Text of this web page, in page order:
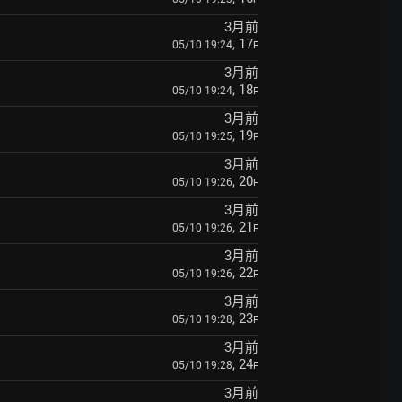
3月前
05/10 19:24, 17F
3月前
05/10 19:24, 18F
3月前
05/10 19:25, 19F
3月前
05/10 19:26, 20F
3月前
05/10 19:26, 21 F
3月前
05/10 19:26, 22F
3月前
05/10 19:28, 23F
3月前
05/10 19:28, 24F
3月前